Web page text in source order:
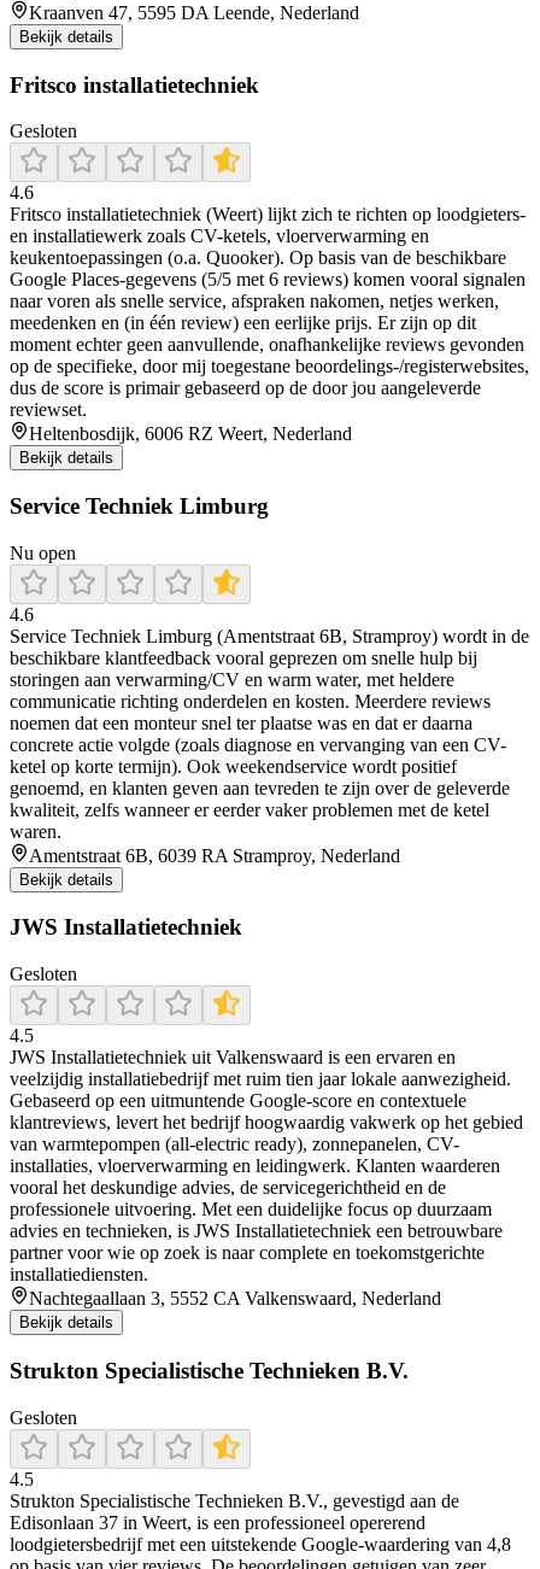
Kraanven 47, 5595 DA Leende, Nederland
Bekijk details
Fritsco installatietechniek
Gesloten
4.6
Fritsco installatietechniek (Weert) lijkt zich te richten op loodgieters-
en installatiewerk zoals CV-ketels, vloerverwarming en
keukentoepassingen (o.a. Quooker). Op basis van de beschikbare
Google Places-gegevens (5/5 met 6 reviews) komen vooral signalen
naar voren als snelle service, afspraken nakomen, netjes werken,
meedenken en (in één review) een eerlijke prijs. Er zijn op dit
moment echter geen aanvullende, onafhankelijke reviews gevonden
op de specifieke, door mij toegestane beoordelings-/registerwebsites,
dus de score is primair gebaseerd op de door jou aangeleverde
reviewset.
Heltenbosdijk, 6006 RZ Weert, Nederland
Bekijk details
Service Techniek Limburg
Nu open
4.6
Service Techniek Limburg (Amentstraat 6B, Stramproy) wordt in de
beschikbare klantfeedback vooral geprezen om snelle hulp bij
storingen aan verwarming/CV en warm water, met heldere
communicatie richting onderdelen en kosten. Meerdere reviews
noemen dat een monteur snel ter plaatse was en dat er daarna
concrete actie volgde (zoals diagnose en vervanging van een CV-
ketel op korte termijn). Ook weekendservice wordt positief
genoemd, en klanten geven aan tevreden te zijn over de geleverde
kwaliteit, zelfs wanneer er eerder vaker problemen met de ketel
waren.
Amentstraat 6B, 6039 RA Stramproy, Nederland
Bekijk details
JWS Installatietechniek
Gesloten
4.5
JWS Installatietechniek uit Valkenswaard is een ervaren en
veelzijdig installatiebedrijf met ruim tien jaar lokale aanwezigheid.
Gebaseerd op een uitmuntende Google-score en contextuele
klantreviews, levert het bedrijf hoogwaardig vakwerk op het gebied
van warmtepompen (all‑electric ready), zonnepanelen, CV-
installaties, vloerverwarming en leidingwerk. Klanten waarderen
vooral het deskundige advies, de servicegerichtheid en de
professionele uitvoering. Met een duidelijke focus op duurzaam
advies en technieken, is JWS Installatietechniek een betrouwbare
partner voor wie op zoek is naar complete en toekomstgerichte
installatiediensten.
Nachtegaallaan 3, 5552 CA Valkenswaard, Nederland
Bekijk details
Strukton Specialistische Technieken B.V.
Gesloten
4.5
Strukton Specialistische Technieken B.V., gevestigd aan de
Edisonlaan 37 in Weert, is een professioneel opererend
loodgietersbedrijf met een uitstekende Google‑waardering van 4,8